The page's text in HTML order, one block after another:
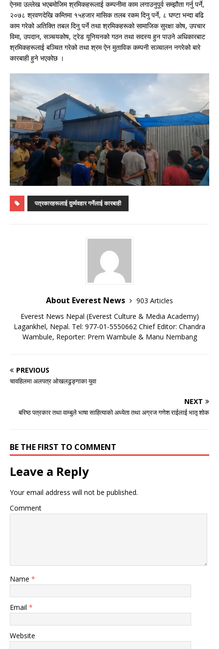
ऐनमा उल्लेख भएबमोजिम श्रमिकहरूलाई कम्पनीमा काम लगाउनुपूर्व सम्झौता गर्नु पर्ने,
२०७८ श्रवणदेखि कम्तिमा १५हजार मासिक तलब रकम दिनु पर्ने, ८ घण्टा भन्दा बढि
काम गरेको अतिक्ति तबल दिनु पर्ने तथा श्रमिकहरूको सामाजिक सुरक्षा कोष, उपचार
विमा, उपदान, सञ्चयकोष, ट्रेड यूनियनको गठन तथा सदस्य हुन पाउने अधिकारबाट
श्रमिकहरूलाई बञ्चित गरेको तथा श्रम ऐन मुताविक कम्पनी सञ्चालन नगरेको बारे
कारबाही हुने भएकोछ ।
पत्रकारहरूलाई दुर्व्यवहार गर्नेलाई कारबाही
About Everest News
903 Articles
Everest News Nepal (Everest Culture & Media Academy)
Lagankhel, Nepal. Tel: 977-01-5550662 Chief Editor: Chandra
Wambule, Reporter: Prem Wambule & Manu Nembang
PREVIOUS
चावहिलमा अलपत्र ओखलढुङ्गाका युवा
NEXT
बरिष्ठ पत्रकार तथा वाम्बुले भाषा साहित्याको अध्येता तथा अग्रज गणेश राईलाई भातृ शोक
BE THE FIRST TO COMMENT
Leave a Reply
Your email address will not be published.
Comment
Name *
Email *
Website